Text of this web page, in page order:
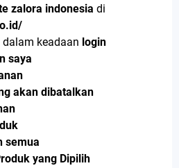
zalora indonesia di
keadaan login
saya
akan dibatalkan
semua
yang Dipilih